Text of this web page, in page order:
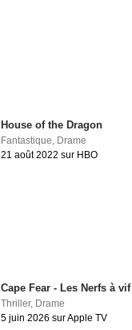
House of the Dragon
Fantastique, Drame
21 août 2022 sur HBO
Cape Fear - Les Nerfs à vif
Thriller, Drame
5 juin 2026 sur Apple TV